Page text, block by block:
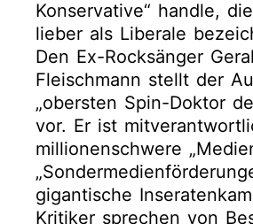
Konservative“ handle,
lieber als Liberale
Den Ex-Rocksänger
Fleischmann stellt der
„obersten Spin-Doktor
vor. Er ist
millionenschwere
gigantische
Kritiker sprechen von